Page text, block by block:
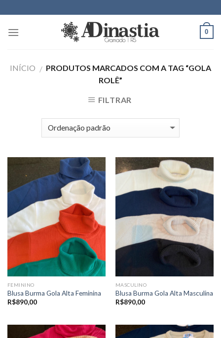
to
content
0
INÍCIO / PRODUTOS MARCADOS COM A TAG “GOLA
ROLÊ”
FILTRAR
FEMININO
Blusa Burma Gola Alta Feminina
R$890,00
MASCULINO
Blusa Burma Gola Alta Masculina
R$890,00